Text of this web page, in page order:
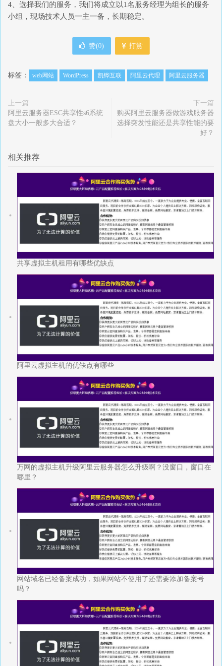
4、选择我们的服务，我们将成立以1名服务经理为组长的服务
小组，现场技术人员一主一备，长期稳定。
赞(0) 打赏
标签： web网站 WordPress 凯铧互联 阿里云代理 阿里云服务器
上一篇
阿里云服务器ESC共享性s6系统
盘大小一般多大合适？
下一篇
购买阿里云服务器做游戏服务器
选择突发性能还是共享性能的要
好？
相关推荐
共享虚拟主机租用有哪些优缺点
阿里云虚拟主机的优缺点有哪些
万网的虚拟主机升级阿里云服务器怎么升级啊？没窗口，窗口在
哪里？
网站域名已经备案成功，如果网站不使用了还需要添加备案号
吗？